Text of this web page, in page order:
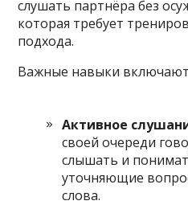
слушать партнёра без
которая требует
подхода.
Важные навыки
Активное
своей очереди
слышать и
уточняющие
слова.